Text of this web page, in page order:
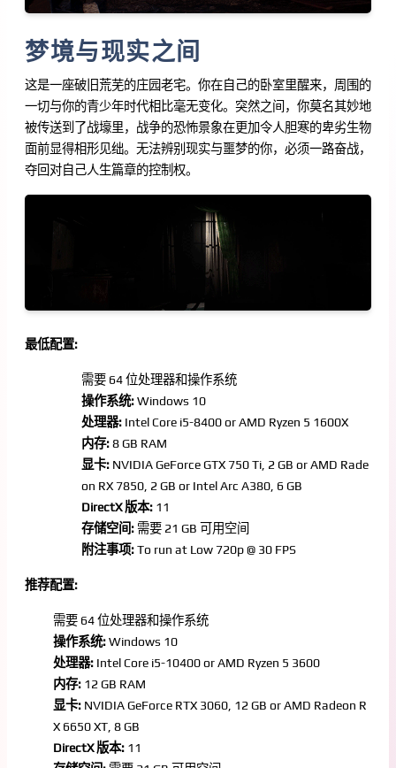
梦境与现实之间
这是一座破旧荒芜的庄园老宅。你在自己的卧室里醒来，周围的
一切与你的青少年时代相比毫无变化。突然之间，你莫名其妙地
被传送到了战壕里，战争的恐怖景象在更加令人胆寒的卑劣生物
面前显得相形见绌。无法辨别现实与噩梦的你，必须一路奋战，
夺回对自己人生篇章的控制权。
最低配置:
需要 64 位处理器和操作系统
操作系统:Windows 10
处理器: Intel Core i5-8400 or AMD Ryzen 5 1600X
内存:8 GB RAM
显卡: NVIDIA GeForce GTX 750 Ti, 2 GB or AMD Rade
on RX 7850, 2 GB or Intel Arc A380, 6 GB
DirectX 版本: 11
存储空间: 需要 21 GB 可用空间
附注事项:To run at Low 720p @ 30 FPS
推荐配置:
需要 64 位处理器和操作系统
操作系统:Windows 10
处理器: Intel Core i5-10400 or AMD Ryzen 5 3600
内存: 12 GB RAM
显卡: NVIDIA GeForce RTX 3060, 12 GB or AMD Radeon R
X 6650 XT, 8 GB
DirectX 版本: 11